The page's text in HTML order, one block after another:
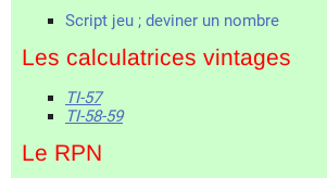
Script jeu ; deviner un nombre
Les calculatrices vintages
TI-57
TI-58-59
Le RPN